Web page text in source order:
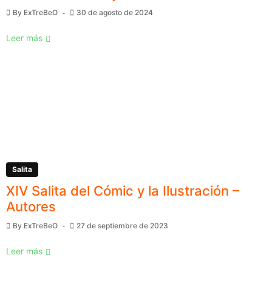
By ExTreBeO 30 de agosto de 2024
Leer más
Salita
XIV Salita del Cómic y la Ilustración –
Autores
By ExTreBeO 27 de septiembre de 2023
Leer más